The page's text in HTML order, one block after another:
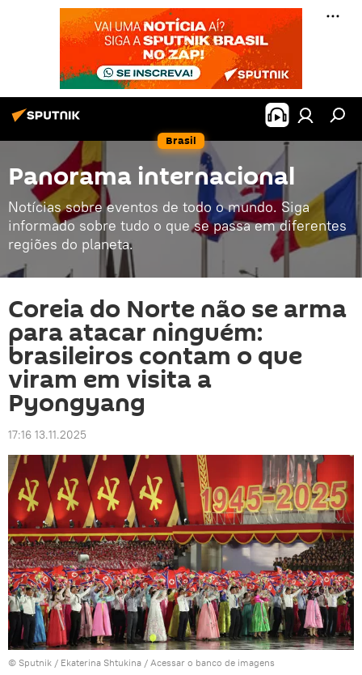
Brasil
Panorama internacional
Notícias sobre eventos de todo o mundo. Siga
informado sobre tudo o que se passa em diferentes
regiões do planeta.
Coreia do Norte não se arma
para atacar ninguém:
brasileiros contam o que
viram em visita a
Pyongyang
17:16 13.11.2025
© Sputnik / Ekaterina Shtukina / Acessar o banco de imagens